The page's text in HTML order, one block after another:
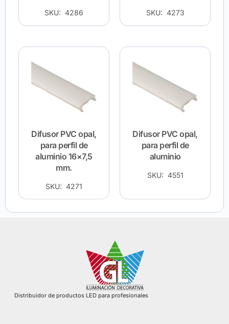
SKU: 4286 SKU: 4273
Difusor PVC opal,
para perfil de
aluminio 16×7,5
mm.
SKU: 4271
Difusor PVC opal,
para perfil de
aluminio
SKU: 4551
Distribuidor de productos LED para profesionales